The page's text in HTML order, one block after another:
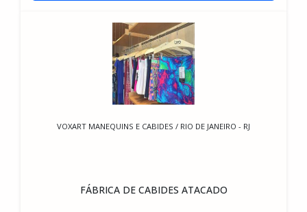
VOXART MANEQUINS E CABIDES / RIO DE JANEIRO - RJ
FÁBRICA DE CABIDES ATACADO